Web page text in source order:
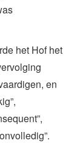
het Hof het
en